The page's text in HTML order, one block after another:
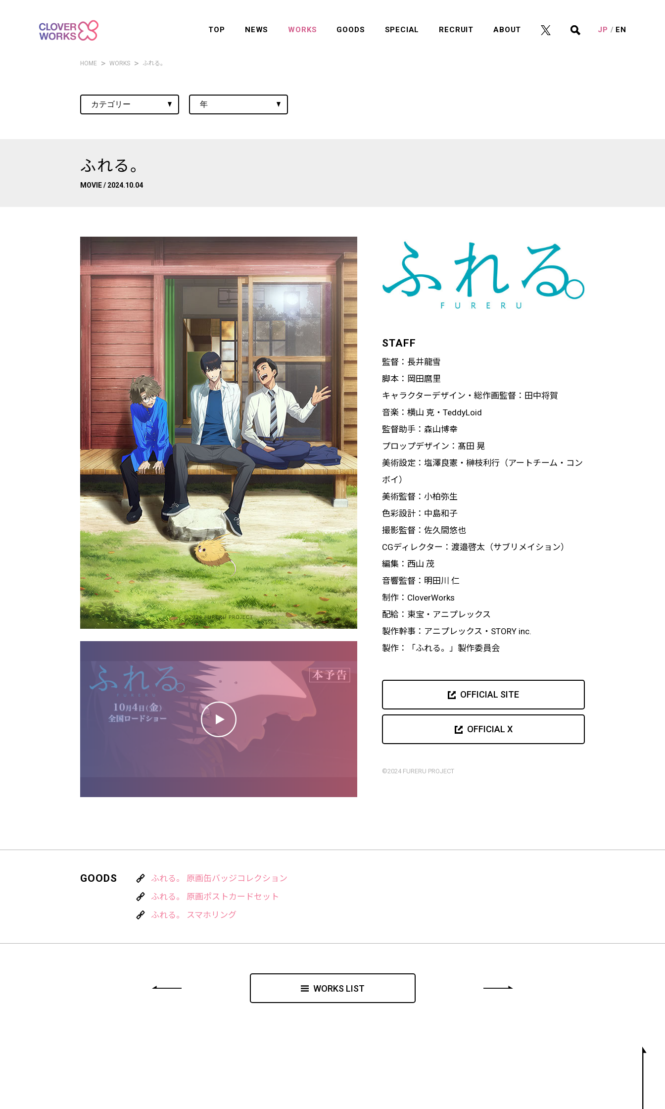
TOP NEWS WORKS GOODS SPECIAL RECRUIT ABOUT JP EN
HOME WORKS ふれる。
ふれる。
MOVIE/ 2024.10.04
STAFF
監督：長井龍雪
脚本：岡田麿里
キャラクターデザイン・総作画監督：田中将賀
音楽：横山 克・TeddyLoid
監督助手：森山博幸
プロップデザイン：髙田 晃
美術設定：塩澤良憲・榊枝利行（アートチーム・コン
ボイ）
美術監督：小柏弥生
色彩設計：中島和子
撮影監督：佐久間悠也
CGディレクター：渡邉啓太（サブリメイション）
編集：西山 茂
音響監督：明田川 仁
制作：CloverWorks
配給：東宝・アニプレックス
製作幹事：アニプレックス・STORY inc.
製作：「ふれる。」製作委員会
OFFICIAL SITE
OFFICIAL X
©2024 FURERU PROJECT
GOODS
ふれる。 原画缶バッジコレクション
ふれる。 原画ポストカードセット
ふれる。 スマホリング
WORKS LIST